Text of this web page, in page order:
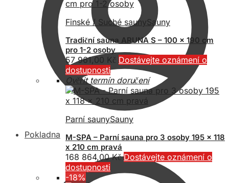
Pokladna
Finské / Suché saunySauny
Tradiční sauna ARUNA S – 100 x 190 cm
pro 1-2 osoby
57 961,00 Kč Dostávejte oznámení o
dostupnosti
Ověřit termín doručení
Parní saunySauny
M-SPA – Parní sauna pro 3 osoby 195 x 118
x 210 cm pravá
168 864,00Kč Dostávejte oznámení o
dostupnosti
-18%